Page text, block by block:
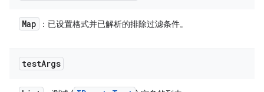
Map ：已设置格式并已解析的排除过滤条件。
testArgs